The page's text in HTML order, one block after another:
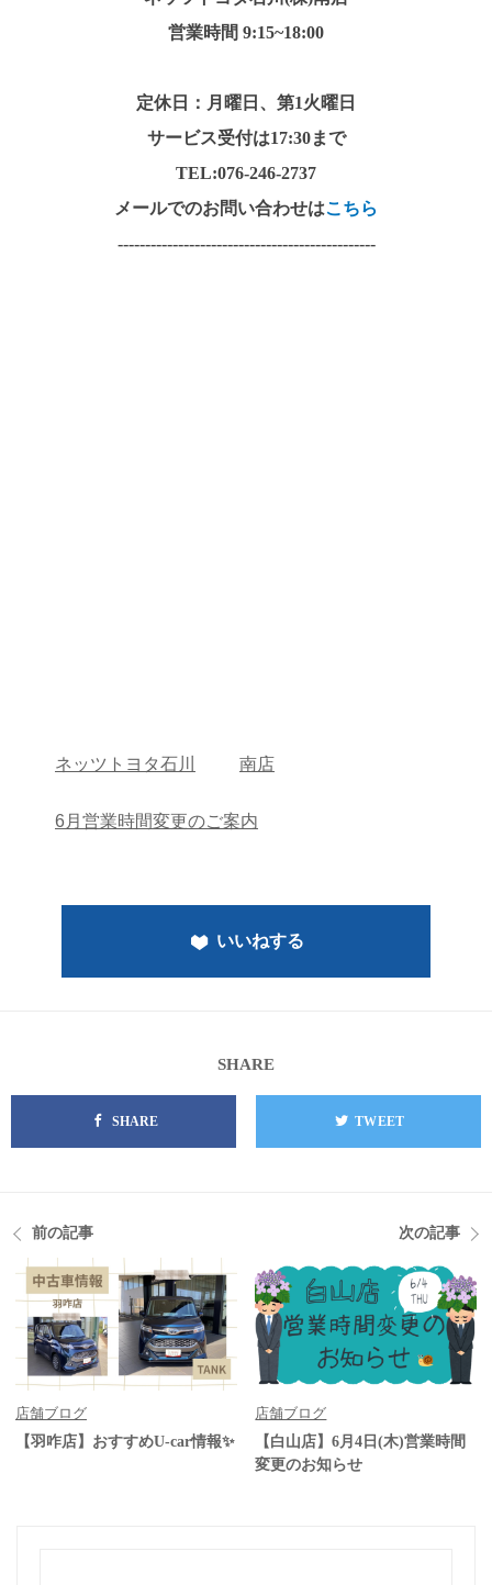
営業時間 9:15~18:00
定休日：月曜日、第1火曜日
サービス受付は17:30まで
TEL:076-246-2737
メールでのお問い合わせはこちら
-----------------------------------------------
ネッツトヨタ石川 南店
6月営業時間変更のご案内
いいねする
SHARE
SHARE TWEET
前の記事
店舗ブログ
【羽咋店】おすすめU-car情報✨
次の記事
店舗ブログ
【白山店】6月4日(木)営業時間
変更のお知らせ